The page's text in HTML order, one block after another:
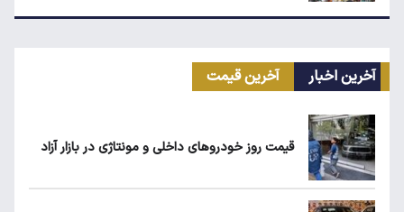
زمان شارژ کالابرگ با رقم آخر کد ملی صفر تا ۲
ابلاغیه جدید وزارت کار؛ چه کسانی از فهرست
کیا اسپورتیج ۲۰۲۵ در ایران ارزش خرید دارد؟
آخرین اخبار آخرین قیمت
قیمت روز خودروهای داخلی و مونتاژی در بازار آزاد